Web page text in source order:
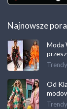
Najnowsze
Moda
Od